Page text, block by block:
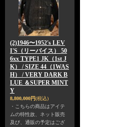
(2)1946〜1952's LEV
I'S（リーバイス） 50
6xx TYPE1 JK（1st J
K） / SIZE 44（1WAS
H） / VERY DARK B
LUE ＆SUPER MINT
Y
8,800,000円(税込)
・こちらの商品はアイテ
ムの特性故、ネット販売
及び、通販の予定はござ